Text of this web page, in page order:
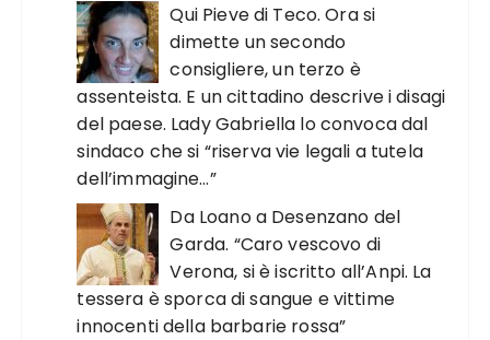
Qui Pieve di Teco. Ora si
dimette un secondo
consigliere, un terzo è
assenteista. E un cittadino descrive i disagi
del paese. Lady Gabriella lo convoca dal
sindaco che si “riserva vie legali a tutela
dell’immagine…”
Da Loano a Desenzano del
Garda. “Caro vescovo di
Verona, si è iscritto all’Anpi. La
tessera è sporca di sangue e vittime
innocenti della barbarie rossa”